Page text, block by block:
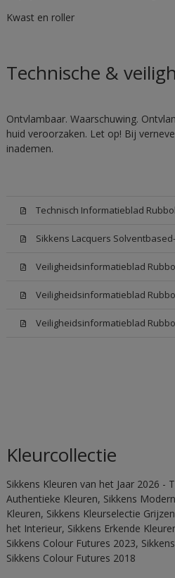
Kwast en roller
Technische &
Ontvlambaar. Waarschuwing.
huid veroorzaken. Let op! Bij
inademen.
Technisch Informatieblad
Sikkens Lacquers
Veiligheidsinformatieblad
Veiligheidsinformatieblad
Veiligheidsinformatieblad
Kleurcollectie
Sikkens Kleuren van het Jaar 2026 -
Authentieke Kleuren, Sikkens
Kleuren, Sikkens Kleurselectie
het Interieur, Sikkens Erkende
Sikkens Colour Futures 2023,
Sikkens Colour Futures 2018